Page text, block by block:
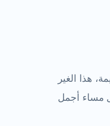
هذا الغير
مساء أجمل